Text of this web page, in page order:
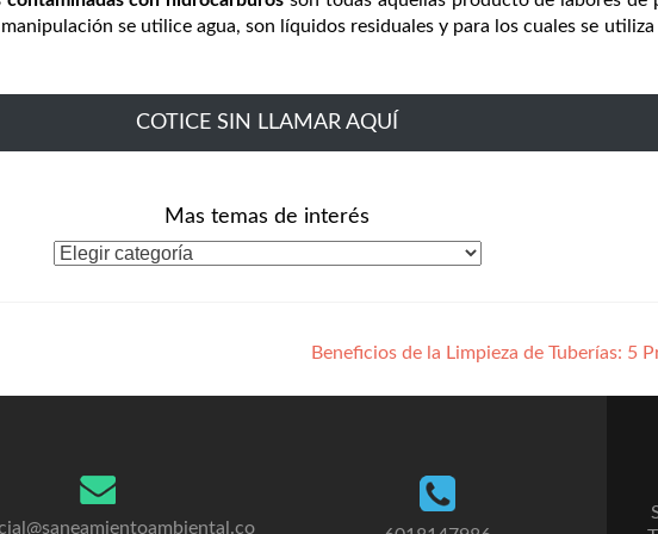
se utilice agua, son líquidos residuales y para los cuales se
COTICE SIN LLAMAR AQUÍ
Mas temas de interés
Categorías
Beneficios de la Limpieza de Tuberías: 5